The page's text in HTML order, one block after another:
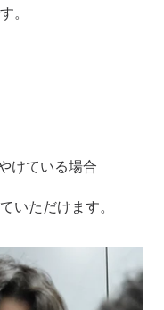
。
けている場合
いただけます。